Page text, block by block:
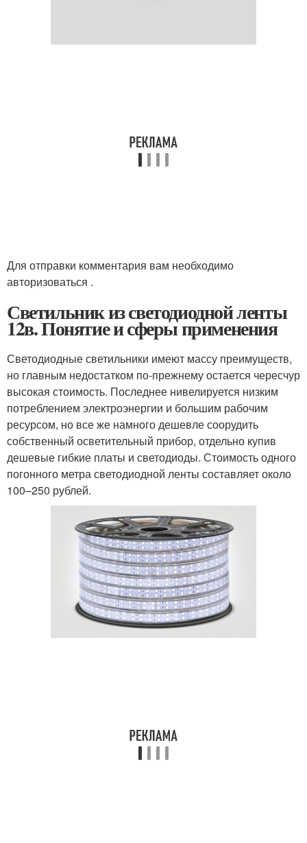
Для отправки комментария вам необходимо
авторизоваться .
Светильник из светодиодной ленты
12в. Понятие и сферы применения
Светодиодные светильники имеют массу преимуществ,
но главным недостатком по-прежнему остается чересчур
высокая стоимость. Последнее нивелируется низким
потреблением электроэнергии и большим рабочим
ресурсом, но все же намного дешевле соорудить
собственный осветительный прибор, отдельно купив
дешевые гибкие платы и светодиоды. Стоимость одного
погонного метра светодиодной ленты составляет около
100–250 рублей.